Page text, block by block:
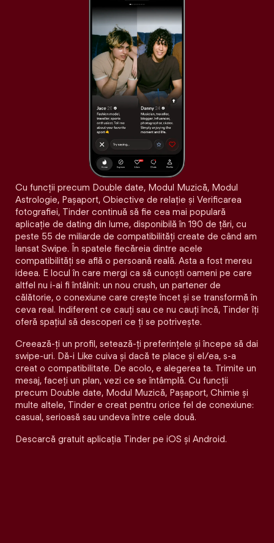
Cu funcții precum Double date, Modul Muzică, Modul
Astrologie, Pașaport, Obiective de relație și Verificarea
fotografiei, Tinder continuă să fie cea mai populară
aplicație de dating din lume, disponibilă în 190 de țări, cu
peste 55 de miliarde de compatibilități create de când am
lansat Swipe. În spatele fiecăreia dintre acele
compatibilităţi se află o persoană reală. Asta a fost mereu
ideea. E locul în care mergi ca să cunoști oameni pe care
altfel nu i-ai fi întâlnit: un nou crush, un partener de
călătorie, o conexiune care crește încet și se transformă în
ceva real. Indiferent ce cauți sau ce nu cauți încă, Tinder îți
oferă spațiul să descoperi ce ți se potrivește.
Creează-ți un profil, setează-ți preferințele și începe să dai
swipe-uri. Dă-i Like cuiva și dacă te place și el/ea, s-a
creat o compatibilitate. De acolo, e alegerea ta. Trimite un
mesaj, faceți un plan, vezi ce se întâmplă. Cu funcții
precum Double date, Modul Muzică, Pașaport, Chimie și
multe altele, Tinder e creat pentru orice fel de conexiune:
casual, serioasă sau undeva între cele două.
Descarcă gratuit aplicația Tinder pe iOS și Android.